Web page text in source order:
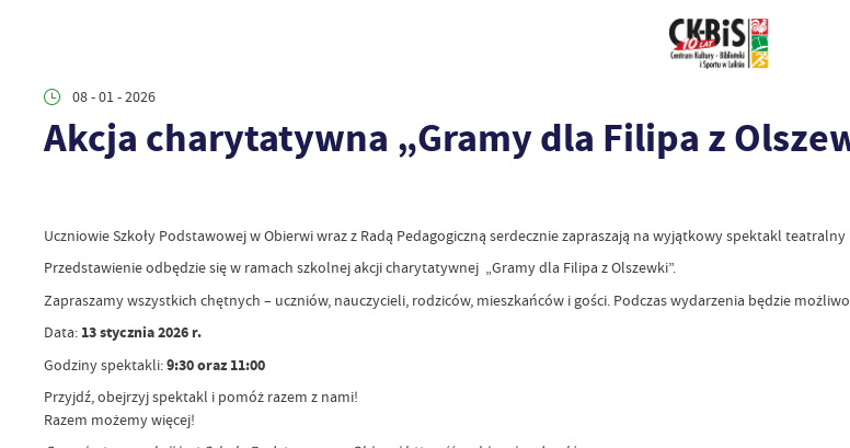
08 - 01 - 2026
Akcja charytatywna „Gramy dla Filipa z
Uczniowie Szkoły Podstawowej w Obierwi wraz z Radą Pedagogiczną serdecznie zapraszają na wyjątkowy spektakl
Przedstawienie odbędzie się w ramach szkolnej akcji charytatywnej „Gramy dla Filipa z Olszewki”.
Zapraszamy wszystkich chętnych – uczniów, nauczycieli, rodziców, mieszkańców i gości. Podczas wydarzenia będzie
Data: 13 stycznia 2026 r.
Godziny spektakli:9:30 oraz 11:00
Przyjdź, obejrzyj spektakl i pomóż razem z nami!
Razem możemy więcej!